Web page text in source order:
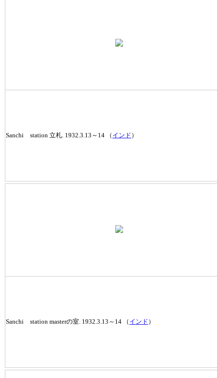
Sanchi station 立札. 1932.3.13～14 （ インド ）
Sanchi station masterの室. 1932.3.13～14 （ インド ）